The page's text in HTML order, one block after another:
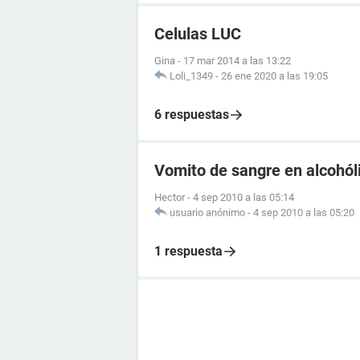
Celulas LUC
Gina - 17 mar 2014 a las 13:22
Loli_1349 - 26 ene 2020 a las 19:05
6 respuestas
Vomito de sangre en
Hector - 4 sep 2010 a las 05:14
usuario anónimo - 4 sep 2010 a las 05:20
1 respuesta